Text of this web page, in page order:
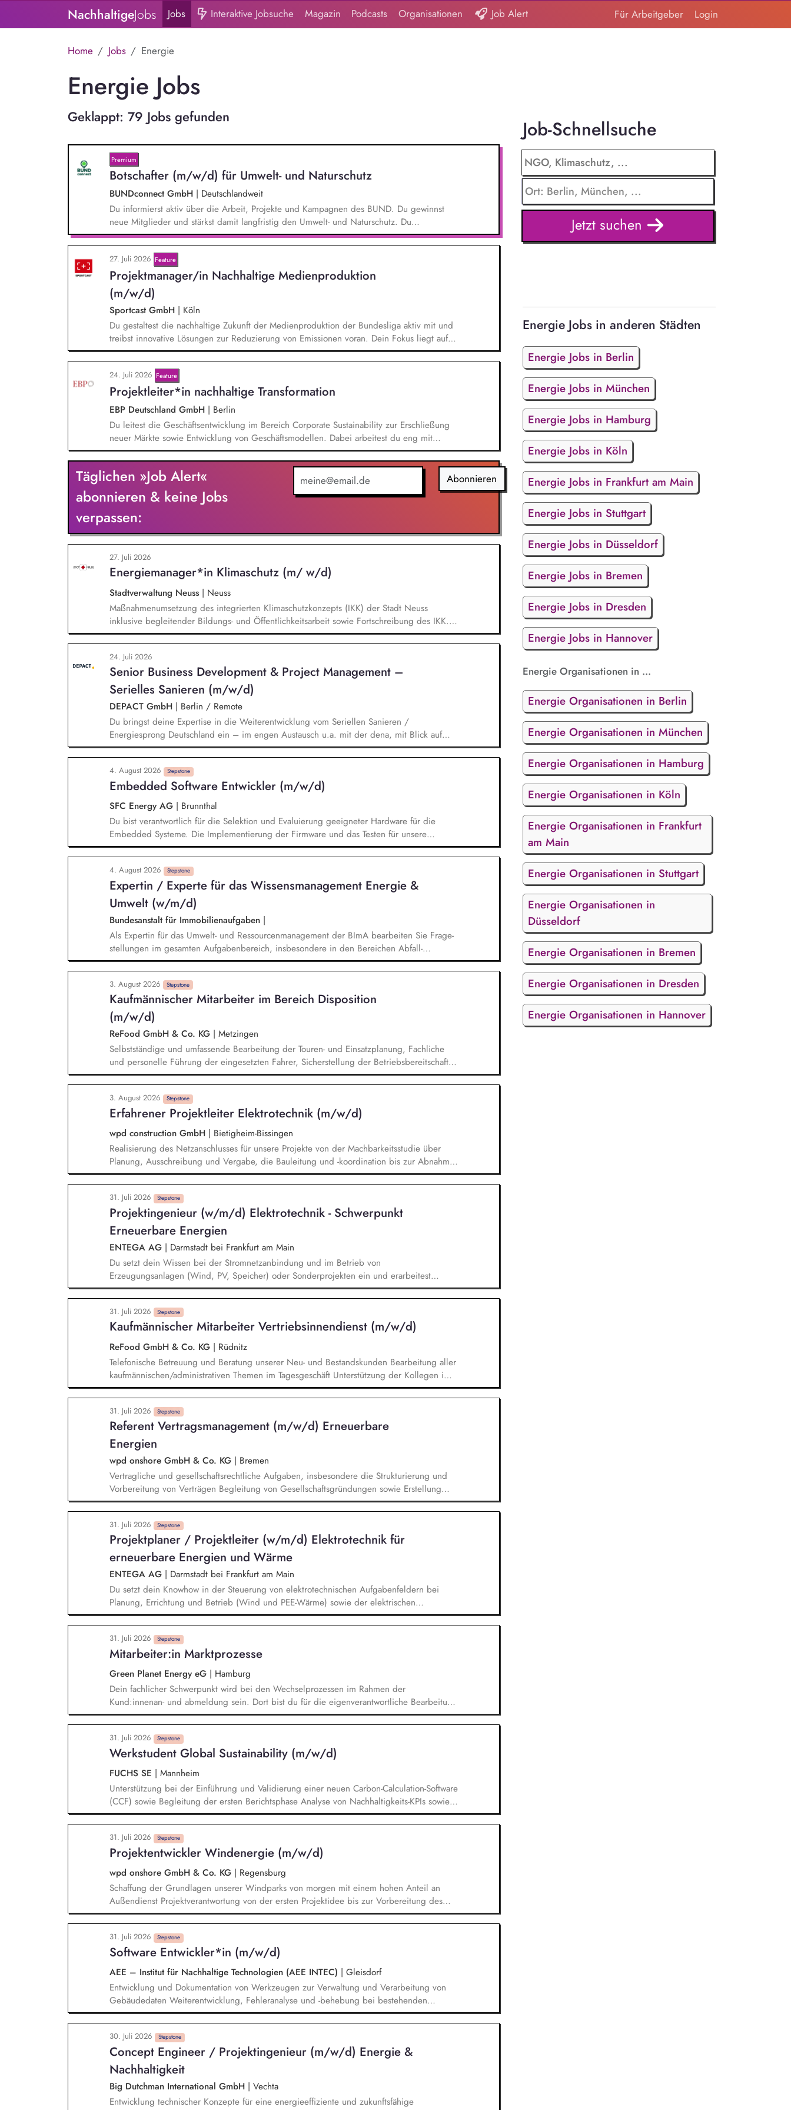
NachhaltigeJobs Jobs Interaktive Jobsuche Magazin Podcasts Organisationen Job Alert Für Arbeitgeber Login
Home Jobs Energie
Energie Jobs
Geklappt: 79 Jobs gefunden
Premium
Botschafter (m/w/d) für Umwelt- und Naturschutz
BUNDconnect GmbH | Deutschlandweit
Du informierst aktiv über die Arbeit, Projekte und Kampagnen des BUND. Du gewinnst
neue Mitglieder und stärkst damit langfristig den Umwelt- und Naturschutz. Du
beantwortest Fragen zu Umwelt-, Arten- und Klimaschutz nach bestem Wissen und
Gewissen. Du unterstützt Kampagnen und Aktionen, beispielsweise durch das Sammeln
von Unterschriften für Petitionen.
27. Juli 2026 Feature
Projektmanager/in Nachhaltige Medienproduktion
(m/w/d)
Sportcast GmbH | Köln
Du gestaltest die nachhaltige Zukunft der Medienproduktion der Bundesliga aktiv mit und
treibst innovative Lösungen zur Reduzierung von Emissionen voran. Dein Fokus liegt auf
der Evaluierung von Reduktionspotentialen von TV-Produktionskonzepten hinsichtlich
Co2e-Fußabdruck, Durchführung einer Machbarkeitsstudie zur emissionsfreien USV-
Stromversorgung sowie der Koordination interner und externer Stakeholder.
24. Juli 2026 Feature
Projektleiter*in nachhaltige Transformation
EBP Deutschland GmbH | Berlin
Du leitest die Geschäftsentwicklung im Bereich Corporate Sustainability zur Erschließung
neuer Märkte sowie Entwicklung von Geschäftsmodellen. Dabei arbeitest du eng mit
einem bestehenden Team zusammen und entwickelst dieses gemeinsam mit erfahrenen
Projektleiter*innen weiter. Zu Deinen Aufgaben gehören vor allem: Strategieentwicklung:
Entwurf und Umsetzung von Wachstumsstrategie und Geschäftsmodellen, Trendanalysen:
Frühzeitige Identifikation von Branchen- und Regulatoriktrends, Partnermanagement:
Aufbau von strategischen Partnerschaften, Kooperationen und Netzwerken, Akquisition von
Aufträgen, Neukunden und Projekten.
Täglichen »Job Alert«
abonnieren & keine Jobs
verpassen:
Abonnieren
27. Juli 2026
Energiemanager*in Klimaschutz (m/ w/d)
Stadtverwaltung Neuss | Neuss
Maßnahmenumsetzung des integrierten Klimaschutzkonzepts (IKK) der Stadt Neuss
inklusive begleitender Bildungs- und Öffentlichkeitsarbeit sowie Fortschreibung des IKK.
Monitoring und Berichterstattung zu den ca. 60 städtischen PV-Anlagen sowie Planung
weiterer Anlageninstallationen. Prüfung, Planung und Umsetzung von Modellen zu Energy-
Sharing und/oder Strombilanzkreismodellen. Eigenständige Fördermittelakquise und
Durchführung von Förderprojekten in den Bereichen regenerative Energien sowie
energiesparendes Bauen und Sanieren.
24. Juli 2026
Senior Business Development & Project Management –
Serielles Sanieren (m/w/d)
DEPACT GmbH | Berlin / Remote
Du bringst deine Expertise in die Weiterentwicklung vom Seriellen Sanieren /
Energiesprong Deutschland ein – im engen Austausch u.a. mit der dena, mit Blick auf
Markthochlauf und Support im regulatorischen Umfeld und der Stakeholder. Business-
Development-Standbein: Du akquirierst und verantwortest eigenständig Projekte für unser
Vorqualifizierungs-Tool CoPilot und entwickelst / implementierst die Skalierung. Du
qualifizierst zudem Bauunternehmen und Systemanbieter als Angebotspartner.
4. August 2026 Stepstone
Embedded Software Entwickler (m/w/d)
SFC Energy AG | Brunnthal
Du bist verantwortlich für die Selektion und Evaluierung geeigneter Hardware für die
Embedded Systeme. Die Implementierung der Firmware und das Testen für unsere
Embedded Systeme bereitet Dir Spaß. Entwicklung und Test von Embedded Software in
C/C++. Du wartest und pflegst die Codebase von bestehenden Produkten. Du arbeitest
eng mit anderen Teams der Entwicklung zusammen, um eine optimale Umsetzung der
Projekte zu gewährleisten.
4. August 2026 Stepstone
Expertin / Experte für das Wissens­management Energie &
Umwelt (w/m/d)
Bundesanstalt für Immobilienaufgaben |
Als Expertin für das Umwelt- und Ressourcen­management der BImA bearbei­ten Sie Frage­
stellungen im gesamten Aufgaben­bereich, insbesondere in den Bereichen Abfall­
management, Umweltrecht, Umwelt- und Energiekennzahlen sowie Umwelt­management­
systeme (z. B. EMAS, LUMAS/LUMASPlus). Sie wirken bei der Entwicklung, Aktualisierung
und zielgruppen­gerechten Aufbereitung von Fachkonzepten, Leitfäden, Handbüchern,
Fachinformationen, Entscheidungs­vorlagen und weiteren Arbeitshilfen mit. Ein weiterer
Schwerpunkt liegt in der Konzeption, Organisation und Begleitung von Fachschulungen,
Workshops und Informations­veranstaltungen zu umwelt- und ressourcenbezogenen
Themen.
3. August 2026 Stepstone
Kaufmännischer Mitarbeiter im Bereich Disposition
(m/w/d)
ReFood GmbH & Co. KG | Metzingen
Selbstständige und umfassende Bearbeitung der Touren- und Einsatzplanung, Fachliche
und personelle Führung der eingesetzten Fahrer, Sicherstellung der Betriebsbereitschaft
der technischen Ausrüstung sowie unserer Fahrzeuge, Erstellung und Pflege von
Arbeitsanweisungen, Arbeitsrichtlinien und Ablaufplänen, Laufende Überprüfung und
Optimierung der Logistikprozesse, Ansprechpartner im Tagesgeschäft für unsere Kunden,
Bearbeitung aller kaufmännischen/administrativen Themen im Tagesgeschäft
3. August 2026 Stepstone
Erfahrener Projektleiter Elektrotechnik (m/w/d)
wpd construction GmbH | Bietigheim-Bissingen
Realisierung des Netzanschlusses für unsere Projekte von der Machbarkeitsstudie über
Planung, Ausschreibung und Vergabe, die Bauleitung und -koordination bis zur Abnahme
der Leistungen und deren Übergabe an den Investor. Technische Verhandlungen mit den
Netzbetreibern zum Netzanschluss und Sicherstellung der geltenden
Anschlussbedingungen und Vorschriften. Ansprechpartner:in für alle Fragen rund um die
elektrische Infrastruktur (Umspannwerke, Kabeltrassen, Freileitungen) sowie
Netzanschlüsse. Abstimmung und Koordination mit internen Fachabteilungen sowie
externen Stakeholdern
31. Juli 2026 Stepstone
Projektingenieur (w/m/d) Elektrotechnik - Schwerpunkt
Erneuerbare Energien
ENTEGA AG | Darmstadt bei Frankfurt am Main
Du setzt dein Wissen bei der Stromnetzanbindung und im Betrieb von
Erzeugungsanlagen (Wind, PV, Speicher) oder Sonderprojekten ein und erarbeitest
Netzanschlusskonzepte unter Einhaltung der technischen Vorschriften, Richtlinien und
Gesetze. Bei der Projektierung von elektrotechnischen Komponenten und Betriebsmitteln
(wie bspw. Übergabestationen, Transformatoren) sowie der Planung von Kabeltrassen
bringst du deine Expertise ein und koordinierst die externen Dienstleister. Du übernimmst
die Steuerung und Überwachung der elektrotechnischen Baumaßnahmen.
31. Juli 2026 Stepstone
Kaufmännischer Mitarbeiter Vertriebsinnendienst (m/w/d)
ReFood GmbH & Co. KG | Rüdnitz
Telefonische Betreuung und Beratung unserer Neu- und Bestandskunden Bearbeitung aller
kaufmännischen/administrativen Themen im Tagesgeschäft Unterstützung der Kollegen im
Außendienst bei der Pflege und Qualifizierung der Kundendaten sowie bei der Termin-
und Angebotsverfolgung Erstellung und Prüfung der monatlichen Provisionsabrechnungen
Bearbeitung der Tagesberichte unserer Außendienstmitarbeiter Pflege der Kundenanlage
& Stammdatenverwaltung Bearbeitung von Reklamationen und Erarbeitung von Lösungen
für Kundenanliegen
31. Juli 2026 Stepstone
Referent Vertragsmanagement (m/w/d) Erneuerbare
Energien
wpd onshore GmbH & Co. KG | Bremen
Vertragliche und gesellschaftsrechtliche Aufgaben, insbesondere die Strukturierung und
Vorbereitung von Verträgen Begleitung von Gesellschaftsgründungen sowie Erstellung
gesellschaftsrechtlicher Unterlagen und Vertragszusammenfassungen Verwaltung und
Pflege von Datenbanken Abteilungsorganisatorische Aufgaben und allgemeine
Bürotätigkeiten Organisation von Gesellschafterversammlungen und Kommunikation mit
internen und externen Projektpartnern/Ansprechpartnern
31. Juli 2026 Stepstone
Projektplaner / Projektleiter (w/m/d) Elektrotechnik für
erneuerbare Energien und Wärme
ENTEGA AG | Darmstadt bei Frankfurt am Main
Du setzt dein Knowhow in der Steuerung von elektrotechnischen Aufgabenfeldern bei
Planung, Errichtung und Betrieb (Wind und PEE-Wärme) sowie der elektrischen
Anbindung ein. Bei der wirtschaftlichen Bewertung von Projekten im Rahmen der
Projektentwicklung setzen wir auf deine Unterstützung. Die Beurteilung der von den
Anlagenlieferanten angebotenen elektrischen Anlagenkonstellationen und Entwicklungen
der Konzeption zur elektrischen Netzanbindung wird von dir begleitet. Du übernimmst
die Steuerung der Ausschreibungen sowie die Verhandlungen der Netzanbindungen.
31. Juli 2026 Stepstone
Mitarbeiter:in Marktprozesse
Green Planet Energy eG | Hamburg
Dein fachlicher Schwerpunkt wird bei den Wechselprozessen im Rahmen der
Kund:innenan- und abmeldung sein. Dort bist du für die eigenverantwortliche Bearbeitung
aller anfallenden Aufgaben zuständig. Im Austausch mit Marktpartnern, den Kund:innen
und angrenzenden Fachbereichen klärst du offene Fragen und findest gemeinsam
Lösungen. Du bist der Second-Level-Support für den Kundenservice und
Geschäftskundenvertrieb.
31. Juli 2026 Stepstone
Werkstudent Global Sustainability (m/w/d)
FUCHS SE | Mannheim
Unterstützung bei der Einführung und Validierung einer neuen Carbon-Calculation-Software
(CCF) sowie Begleitung der ersten Berichtsphase Analyse von Nachhaltigkeits-KPIs sowie
Durchführung von Fehler-, Plausibilitäts- und Gap-Analysen Bewertung externer
Nachhaltigkeitsstandards und Mitarbeit an der Weiterentwicklung des KPI-Katalogs
Optimierung von Dashboards und Reporting-Lösungen Unterstützung bei der Erstellung
des Geschäftsberichts 2026 mit Schwerpunkt auf der nichtfinanziellen Erklärung und dem
CSRD-Reporting
31. Juli 2026 Stepstone
Projektentwickler Windenergie (m/w/d)
wpd onshore GmbH & Co. KG | Regensburg
Schaffung der Grundlagen unserer Windparks von morgen mit einem hohen Anteil an
Außendienst Projektverantwortung von der ersten Projektidee bis zur Vorbereitung des
Genehmigungsverfahrens Akquise und Entwicklung von Flächen für Windenergieprojekte
in Abstimmung mit unseren Fachabteilungen Aufbau einer Vertrauensbeziehung und
Verhandlungsführung mit Grundstückseigentümer:innen Überzeugen von
Amtsträger:innen und politischen Vertretern bei Kommunen und Planungsbehörden
31. Juli 2026 Stepstone
Software Entwickler*in (m/w/d)
AEE – Institut für Nachhaltige Technologien (AEE INTEC) | Gleisdorf
Entwicklung und Dokumentation von Werkzeugen zur Verwaltung und Verarbeitung von
Gebäudedaten Weiterentwicklung, Fehleranalyse und -behebung bei bestehenden
Lösungen Implementierung und Administration von Softwarelösungen auf Linux-Servern
Mitarbeit im Team bei spannenden Forschungsprojekten
30. Juli 2026 Stepstone
Concept Engineer / Projektingenieur (m/w/d) Energie &
Nachhaltigkeit
Big Dutchman International GmbH | Vechta
Entwicklung technischer Konzepte für eine energieeffiziente und zukunftsfähige
Job-Schnellsuche
Jetzt suchen
Energie Jobs in anderen Städten
Energie Jobs in Berlin
Energie Jobs in München
Energie Jobs in Hamburg
Energie Jobs in Köln
Energie Jobs in Frankfurt am Main
Energie Jobs in Stuttgart
Energie Jobs in Düsseldorf
Energie Jobs in Bremen
Energie Jobs in Dresden
Energie Jobs in Hannover
Energie Organisationen in ...
Energie Organisationen in Berlin
Energie Organisationen in München
Energie Organisationen in Hamburg
Energie Organisationen in Köln
Energie Organisationen in Frankfurt
am Main
Energie Organisationen in Stuttgart
Energie Organisationen in
Düsseldorf
Energie Organisationen in Bremen
Energie Organisationen in Dresden
Energie Organisationen in Hannover